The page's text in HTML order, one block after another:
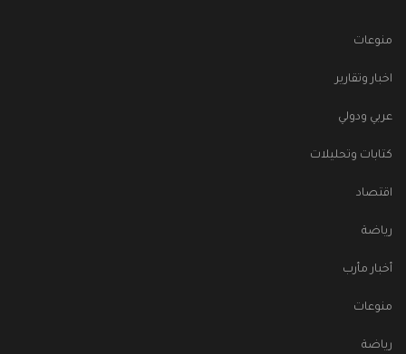
منوعات
اخبار وتقارير
عربي ودولي
كتابات وتحليلات
اقتصاد
رياضة
أخبار مأرب
منوعات
رياضة